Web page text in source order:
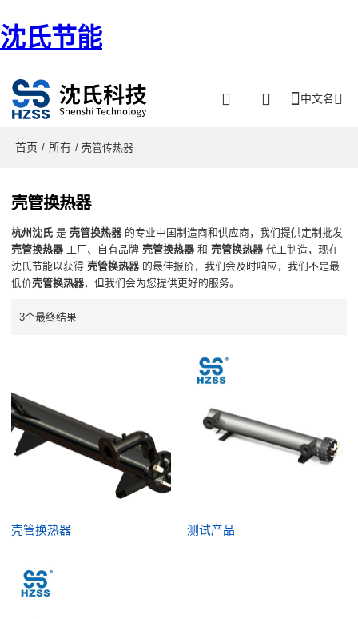
沈氏节能
中文名
首页 / 所有 / 壳管传热器
壳管换热器
杭州沈氏 是壳管换热器 的专业中国制造商和供应商，我们提供定制批发
壳管换热器 工厂、自有品牌壳管换热器 和壳管换热器 代工制造，现在
沈氏节能以获得壳管换热器 的最佳报价，我们会及时响应，我们不是最
低价壳管换热器，但我们会为您提供更好的服务。
3个最终结果
壳管换热器 测试产品